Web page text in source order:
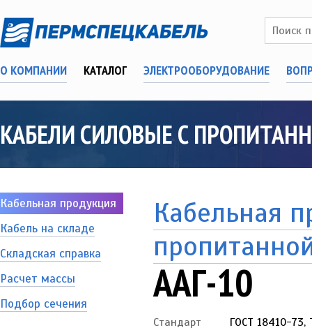
О КОМПАНИИ КАТАЛОГ ЭЛЕКТРООБОРУДОВАНИЕ
КАБЕЛИ СИЛОВЫЕ С
Кабельная продукция
Кабель на складе
Складская справка
Расчет массы
Подбор сечения
Кабельная
ААГ-10
Стандарт
ГОСТ 18410-